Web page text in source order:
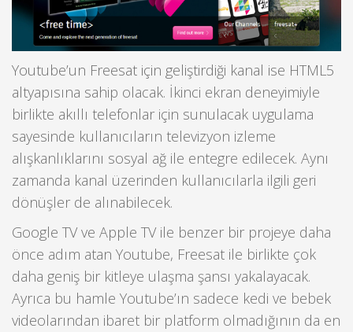
Youtube’un Freesat için geliştirdiği kanal ise HTML5
altyapısına sahip olacak. İkinci ekran deneyimiyle
birlikte akıllı telefonlar için sunulacak uygulama
sayesinde kullanıcıların televizyon izleme
alışkanlıklarını sosyal ağ ile entegre edilecek. Aynı
zamanda kanal üzerinden kullanıcılarla ilgili geri
dönüşler de alınabilecek.
Google TV ve Apple TV ile benzer bir projeye daha
önce adım atan Youtube, Freesat ile birlikte çok
daha geniş bir kitleye ulaşma şansı yakalayacak.
Ayrıca bu hamle Youtube’ın sadece kedi ve bebek
videolarından ibaret bir platform olmadığının da en